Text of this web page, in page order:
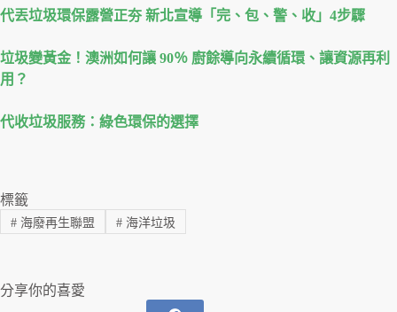
代丟垃圾環保露營正夯 新北宣導「完、包、警、收」4步驟
垃圾變黃金！澳洲如何讓 90％ 廚餘導向永續循環、讓資源再利
用？
代收垃圾服務：綠色環保的選擇
標籤
#海廢再生聯盟 #海洋垃圾
分享你的喜愛